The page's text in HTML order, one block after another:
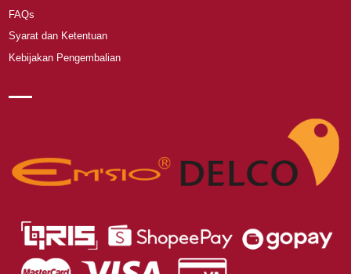
FAQs
Syarat dan Ketentuan
Kebijakan Pengembalian